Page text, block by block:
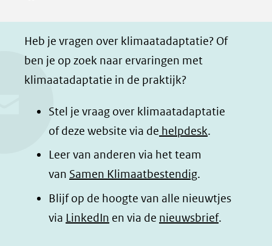
a
b
o
o
(opent
in
nieuw
venster)
d
I
(opent
in
nieuw
venster)
h
t
a
p
(opent
in
nieuw
venster)
n
d
l
e
o
p
B
l
Heb je vragen over klimaatadaptatie? Of
ben je op zoek naar ervaringen met
klimaatadaptatie in de praktijk?
Stel je vraag over klimaatadaptatie
of deze website via de helpdesk.
Leer van anderen via het team
van Samen Klimaatbestendig.
Blijf op de hoogte van alle nieuwtjes
via LinkedIn (opent
en via de nieuwsbrief.